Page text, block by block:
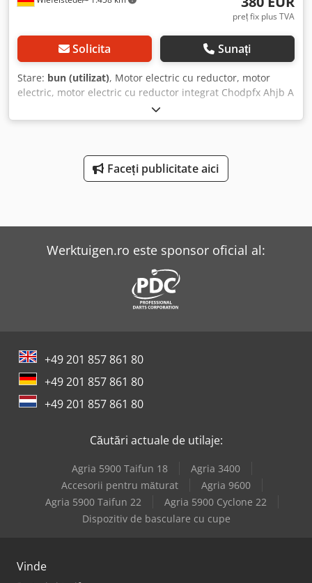
preț fix plus TVA
Solicita Sunați
Stare: bun (utilizat), Motor electric cu reductor, motor
electric, motor electric cu reductor integrat Chodpfx Ahjb A
N Nks Toa - Turație: 186,6 rpm - Putere: 0,18 kW -
Construcție: B5, unghiular - Diametrul arborelui: 19 mm -
Faceți publicitate aici
Werktuigen.ro este sponsor oficial al:
+49 201 857 861 80
+49 201 857 861 80
+49 201 857 861 80
Căutări actuale de utilaje:
Agria 5900 Taifun 18
Agria 3400
Accesorii pentru măturat
Agria 9600
Agria 5900 Taifun 22
Agria 5900 Cyclone 22
Dispozitiv de basculare cu cupe
Vinde